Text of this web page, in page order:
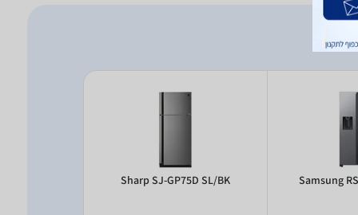
Samsung
Sharp SJ-GP75D SL/BK